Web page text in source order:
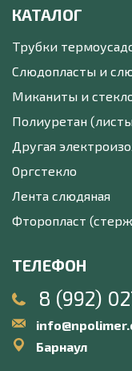
КАТАЛОГ
Трубки
Слюдопласты и
Миканиты и
Полиуретан
Другая
Оргстекло
Лента слюдяная
Фторопласт
ТЕЛЕФОН
8 (992)
Барнаул